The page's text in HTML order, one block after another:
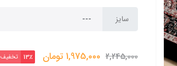
سایز
2,245,000
1,975,000تومان 13٪ تخفیف